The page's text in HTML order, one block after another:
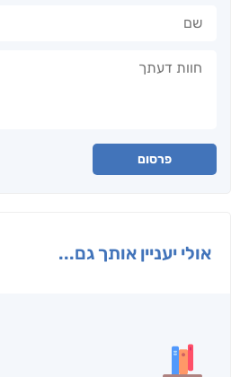
פרסום
אולי יעניין אותך גם...